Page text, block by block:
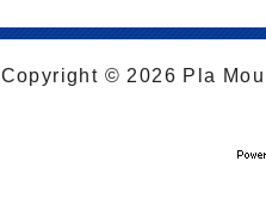
Copyright © 2026 Pla